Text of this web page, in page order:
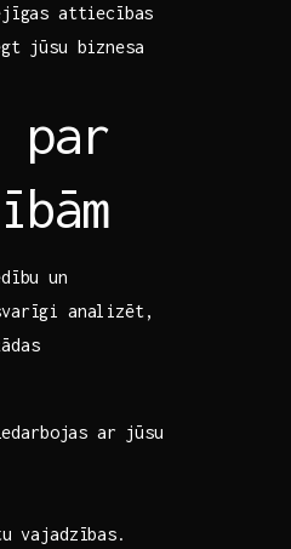
attiecības
jūsu biznesa
par
un
analizēt,
ar jūsu
vajadzības.